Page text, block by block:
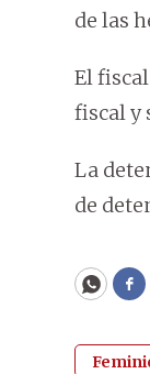
de las
El
fiscal y
La
de